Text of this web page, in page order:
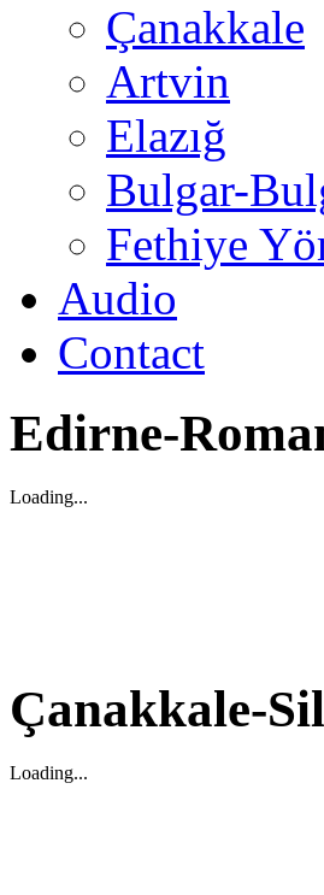
Çanakkale
Artvin
Elazığ
Bulgar-
Fethiye
Audio
Contact
Edirne-
Loading...
Çanakkale-
Loading...